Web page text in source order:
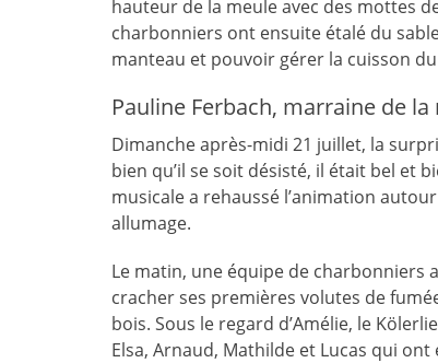
hauteur de la meule avec des mottes
charbonniers ont ensuite étalé du
manteau et pouvoir gérer la cuisson
Pauline Ferbach, marraine de
Dimanche après-midi 21 juillet, la
bien qu’il se soit désisté, il était bel et
musicale a rehaussé l’animation
allumage.
Le matin, une équipe de charbonniers
cracher ses premières volutes de
bois. Sous le regard d’Amélie, le
Elsa, Arnaud, Mathilde et Lucas qui